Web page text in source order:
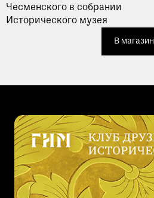
Чесменского в собрании
Исторического музея
В магазин